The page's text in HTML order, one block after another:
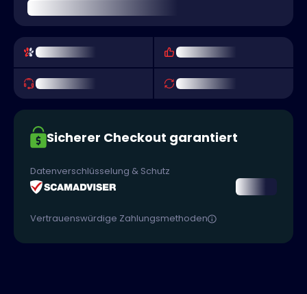
Sicherer Checkout garantiert
Datenverschlüsselung & Schutz
Vertrauenswürdige Zahlungsmethoden